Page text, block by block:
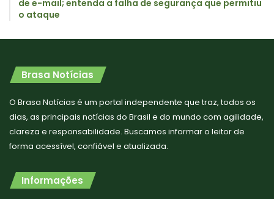
de e-mail; entenda a falha de segurança que permitiu
o ataque
Brasa Notícias
O Brasa Notícias é um portal independente que traz, todos os
dias, as principais notícias do Brasil e do mundo com agilidade,
clareza e responsabilidade. Buscamos informar o leitor de
forma acessível, confiável e atualizada.
Informações